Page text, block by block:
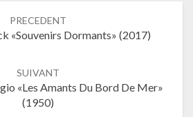
PRECEDENT
«Souvenirs Dormants» (2017)
SUIVANT
«Les Amants Du Bord De Mer»
(1950)